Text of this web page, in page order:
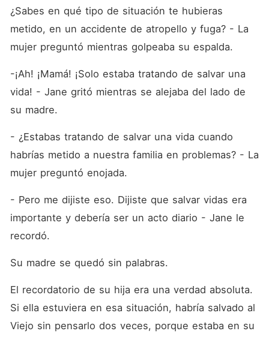
¿Sabes en qué tipo de situación te hubieras
metido, en un accidente de atropello y fuga? - La
mujer preguntó mientras golpeaba su espalda.
-¡Ah! ¡Mamá! ¡Solo estaba tratando de salvar una
vida! - Jane gritó mientras se alejaba del lado de
su madre.
- ¿Estabas tratando de salvar una vida cuando
habrías metido a nuestra familia en problemas? - La
mujer preguntó enojada.
- Pero me dijiste eso. Dijiste que salvar vidas era
importante y debería ser un acto diario - Jane le
recordó.
Su madre se quedó sin palabras.
El recordatorio de su hija era una verdad absoluta.
Si ella estuviera en esa situación, habría salvado al
Viejo sin pensarlo dos veces, porque estaba en su